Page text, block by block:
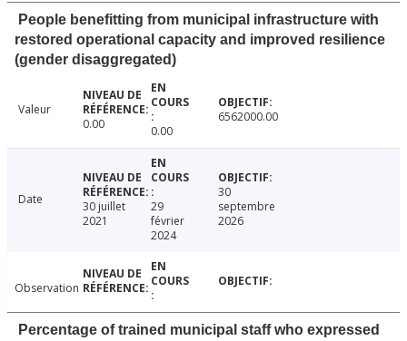
People benefitting from municipal infrastructure with
restored operational capacity and improved resilience
(gender disaggregated)
Valeur
0.00
0.00
6562000.00
Date
30 juillet
2021
29
février
2024
30
septembre
2026
Observation
Percentage of trained municipal staff who expressed